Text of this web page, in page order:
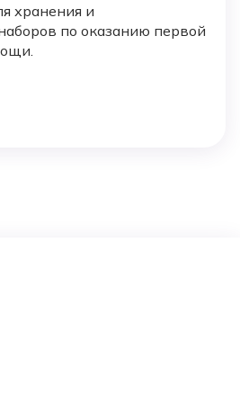
хранения и
по оказанию первой